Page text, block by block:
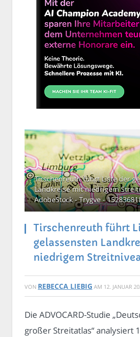
Tirschenreuth führt Liste der
Landkreise mit niedrigem
AdobeStock - Trygve -
Tirschenreuth führt
gelassensten
niedrigem
VON REBECCA LIEBIG AM 12. JANUAR
Die ADVOCARD-Studie
großer Streitatlas“ analysiert